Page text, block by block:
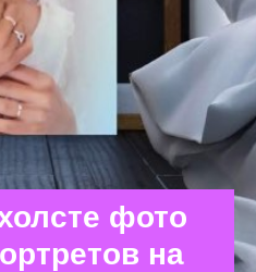
фото
на